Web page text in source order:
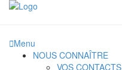
Menu
NOUS CONNAÎTRE
VOS